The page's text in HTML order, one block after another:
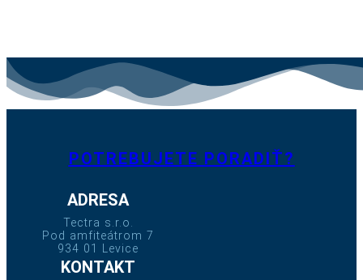
POTREBUJETE PORADIŤ?
ADRESA
Tectra s.r.o.
Pod amfiteátrom 7
934 01 Levice
KONTAKT